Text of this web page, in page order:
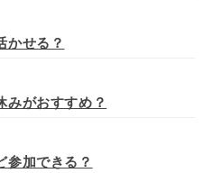
かせる？
みがおすすめ？
参加できる？